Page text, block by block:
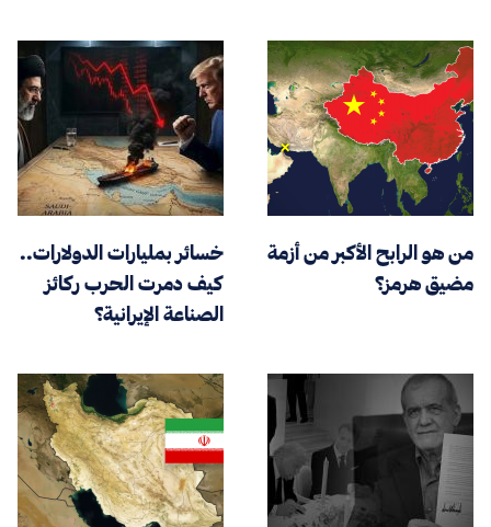
من هو الرابح الأكبر من أزمة
مضيق هرمز؟
خسائر بمليارات الدولارات..
كيف دمرت الحرب ركائز
الصناعة الإيرانية؟